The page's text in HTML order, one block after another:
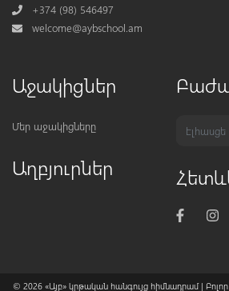
Phone+374 (98) 546497
Mail
welcome@aybschool.am
Աջակիցներ
Մեր աջակիցները
Աղբյուրներ
© 2026 «Այբ» կրթական հանգույց հիմնադրամ|